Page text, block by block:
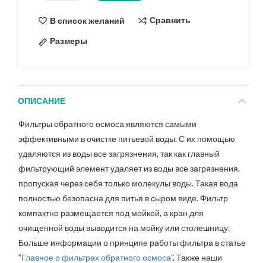
В список желаний Сравнить
Размеры
ОПИСАНИЕ
Фильтры обратного осмоса являются самыми
эффективными в очистке питьевой воды. С их помощью
удаляются из воды все загрязнения, так как главный
фильтрующий элемент удаляет из воды все загрязнения,
пропуская через себя только молекулы воды. Такая вода
полностью безопасна для питья в сыром виде. Фильтр
компактно размещается под мойкой, а кран для
очищенной воды выводится на мойку или столешницу.
Больше информации о принципе работы фильтра в статье
“Главное о фильтрах обратного осмоса”. Также наши